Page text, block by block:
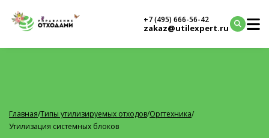
+7 (495) 666-56-42
zakaz@utilexpert.ru
Главная/Типы утилизируемых отходов/Оргтехника/
Утилизация системных блоков